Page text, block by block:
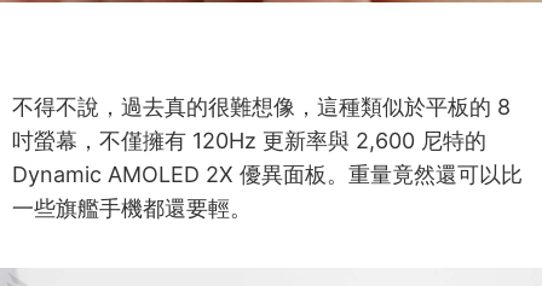
不得不說，過去真的很難想像，這種類似於平板的 8
吋螢幕，不僅擁有 120Hz 更新率與 2,600 尼特的
Dynamic AMOLED 2X 優異面板。重量竟然還可以比
一些旗艦手機都還要輕。